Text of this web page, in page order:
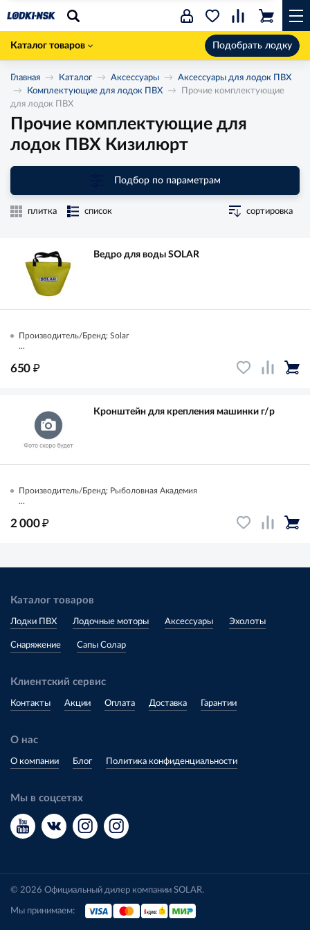
Каталог товаров Подобрать лодку
Главная Каталог Аксессуары
Аксессуары для лодок ПВХ
Комплектующие для лодок ПВХ
Прочие комплектующие
для лодок ПВХ
Прочие комплектующие для
лодок ПВХ Кизилюрт
Подбор по параметрам
плитка список сортировка
Ведро для воды SOLAR
Производитель/Бренд: Solar
...
650 ₽
Кронштейн для крепления машинки г/р
Производитель/Бренд: Рыболовная Академия
...
2 000₽
Каталог товаров
Лодки ПВХ Лодочные моторы Аксессуары Эхолоты
Снаряжение Сапы Солар
Клиентский сервис
Контакты Акции Оплата Доставка Гарантии
О нас
О компании Блог Политика конфиденциальности
Мы в соцсетях
© 2026 Официальный дилер компании SOLAR.
Мы принимаем: